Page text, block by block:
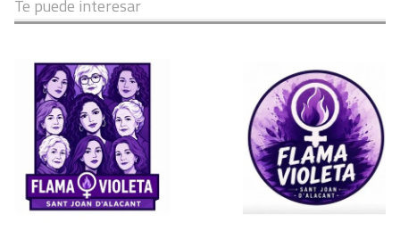
Te puede interesar